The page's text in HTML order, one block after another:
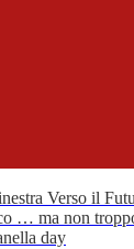
Verso il
… ma non
day